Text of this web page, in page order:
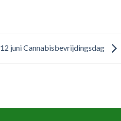
12 juni Cannabisbevrijdingsdag